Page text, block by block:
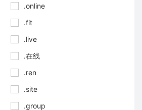
.online
.fit
.live
.在线
.ren
.site
.group